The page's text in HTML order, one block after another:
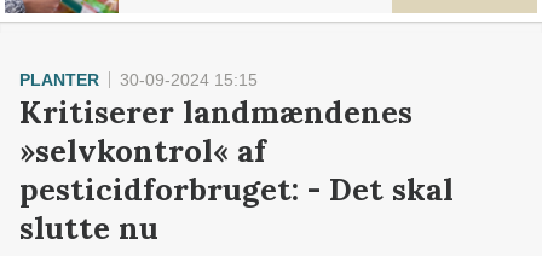
PLANTER 30-09-2024 15:15
Kritiserer landmændenes
»selvkontrol« af
pesticidforbruget: - Det skal
slutte nu